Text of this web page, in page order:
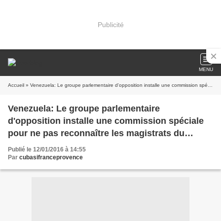
Publicité
MENU
Accueil » Venezuela: Le groupe parlementaire d'opposition installe une commission spéciale pour ne pas reconnaître les magistrats du Tribunal Suprême de Justice
Venezuela: Le groupe parlementaire
d'opposition installe une commission spéciale
pour ne pas reconnaître les magistrats du
Tribunal Suprême de Justice
Publié le 12/01/2016 à 14:55
Par cubasifranceprovence